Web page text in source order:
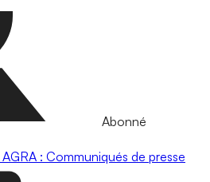
Abonné
AGRA : Communiqués de presse